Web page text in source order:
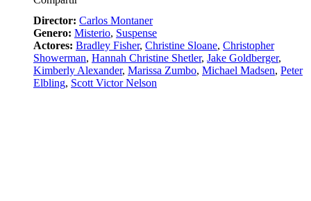
Director: Carlos Montaner
Genero: Misterio, Suspense
Actores: Bradley Fisher, Christine Sloane, Christopher
Showerman, Hannah Christine Shetler, Jake Goldberger,
Kimberly Alexander, Marissa Zumbo, Michael Madsen, Peter
Elbling, Scott Victor Nelson